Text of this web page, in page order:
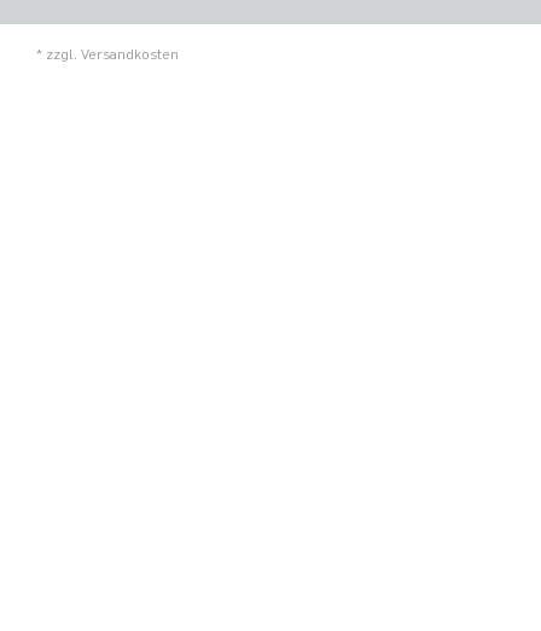
* zzgl. Versandkosten